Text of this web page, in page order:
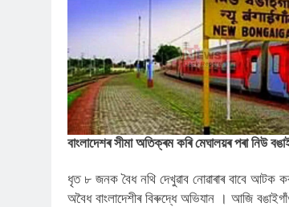
বাংলাদেশৰ সীমা অতিক্ৰম কৰি মেঘালয়ৰ পৰা নিউ
ধৃত ৮ জনক বৈধ নথি দেখুৱাব নোৱাৰাৰ বাবে আটক
অবৈধ বাংলাদেশীৰ বিৰুদ্ধে অভিযান । আজি